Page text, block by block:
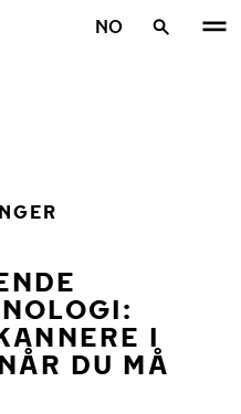
NO
I
DU MÅ